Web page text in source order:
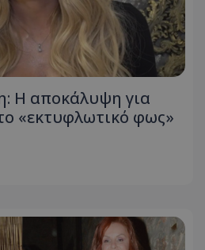
Η αποκάλυψη για
«εκτυφλωτικό φως»